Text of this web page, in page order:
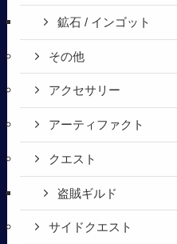
鉱石 / インゴット
その他
アクセサリー
アーティファクト
クエスト
盗賊ギルド
サイドクエスト